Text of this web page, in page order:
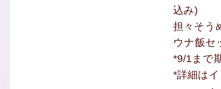
込み)
担々そう
ウナ飯セ
*9/1まで
*詳細は